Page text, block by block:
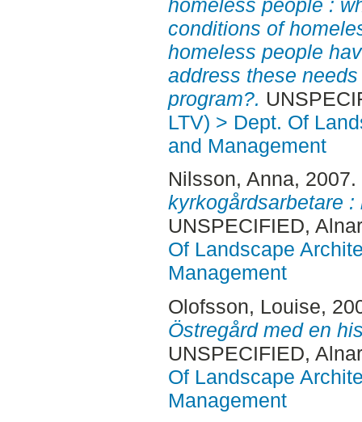
homeless people :
conditions of
homeless people
address these
program?.
LTV) > Dept. Of
and Management
Nilsson, Anna, 2007.
kyrkogårdsarbetare
UNSPECIFIED,
Of Landscape
Management
Olofsson, Louise,
Östregård med en
UNSPECIFIED,
Of Landscape
Management